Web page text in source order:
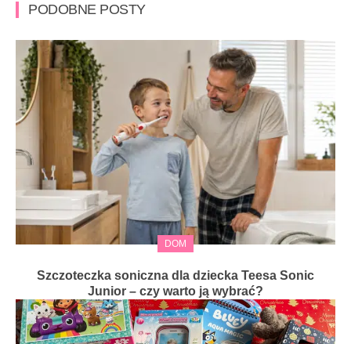
PODOBNE POSTY
DOM
Szczoteczka soniczna dla dziecka Teesa Sonic
Junior – czy warto ją wybrać?